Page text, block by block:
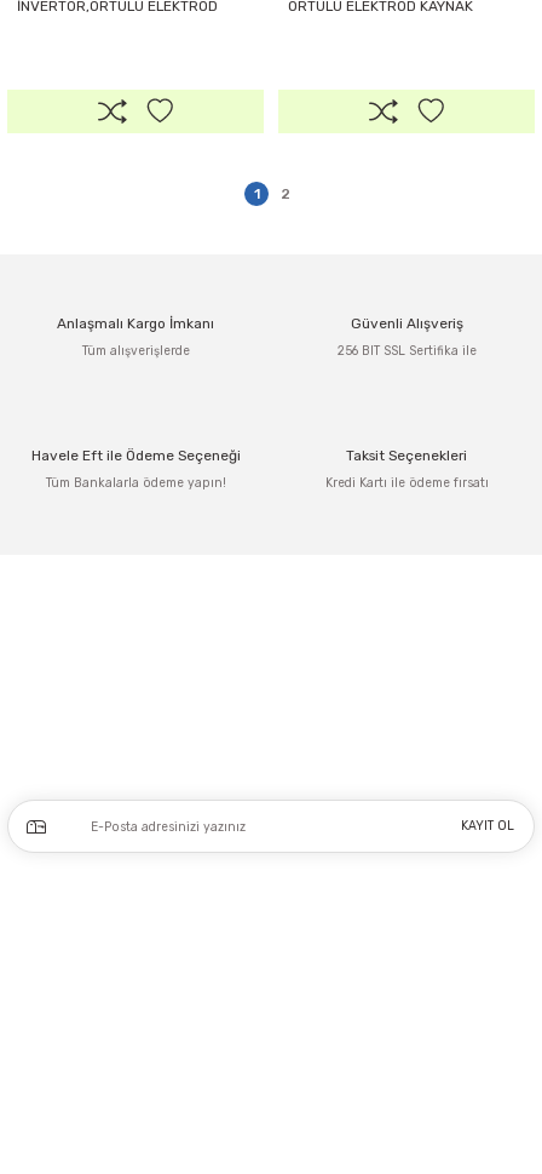
İNVERTÖR,ÖRTÜLÜ ELEKTROD
ÖRTÜLÜ ELEKTROD KAYNAK
1 2
Anlaşmalı Kargo İmkanı
Tüm alışverişlerde
Güvenli Alışveriş
256 BIT SSL Sertifika ile
Havele Eft ile Ödeme Seçeneği
Tüm Bankalarla ödeme yapın!
Taksit Seçenekleri
Kredi Kartı ile ödeme fırsatı
KAYIT OL